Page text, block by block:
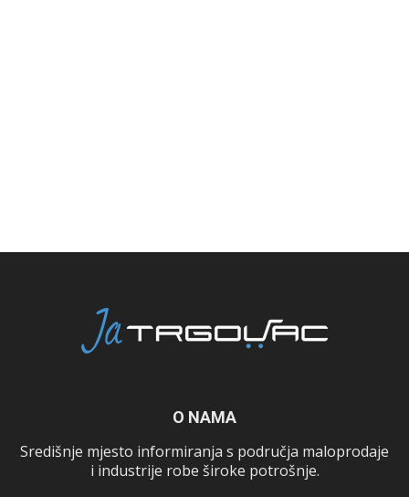
O NAMA
Središnje mjesto informiranja s područja maloprodaje
i industrije robe široke potrošnje.